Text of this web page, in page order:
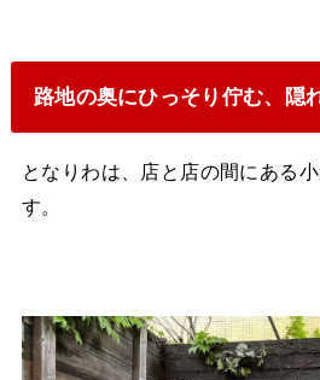
路地の奥にひっそり佇む、隠
となりわは、店と店の間にある
す。